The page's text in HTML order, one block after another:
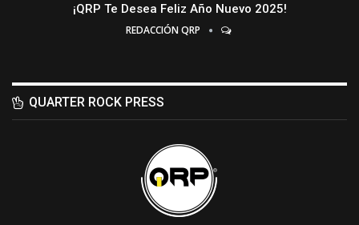
¡QRP Te Desea Feliz Año Nuevo 2025!
REDACCIÓN QRP
QUARTER ROCK PRESS